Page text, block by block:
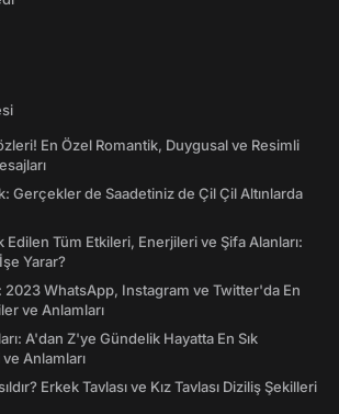
En Özel Romantik, Duygusal ve Resimli
Gerçekler de Saadetiniz de Çil Çil Altınlarda
Edilen Tüm Etkileri, Enerjileri ve Şifa Alanları:
Yarar?
2023 WhatsApp, Instagram ve Twitter'da En
ve Anlamları
A'dan Z'ye Gündelik Hayatta En Sık
Anlamları
Erkek Tavlası ve Kız Tavlası Diziliş Şekilleri